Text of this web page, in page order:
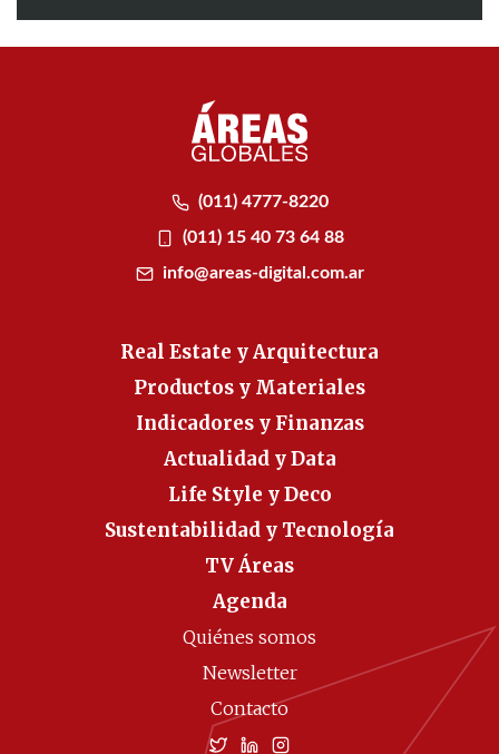
(011) 4777-8220
(011) 15 40 73 64 88
info@areas-digital.com.ar
Real Estate y Arquitectura
Productos y Materiales
Indicadores y Finanzas
Actualidad y Data
Life Style y Deco
Sustentabilidad y Tecnología
TV Áreas
Agenda
Quiénes somos
Newsletter
Contacto